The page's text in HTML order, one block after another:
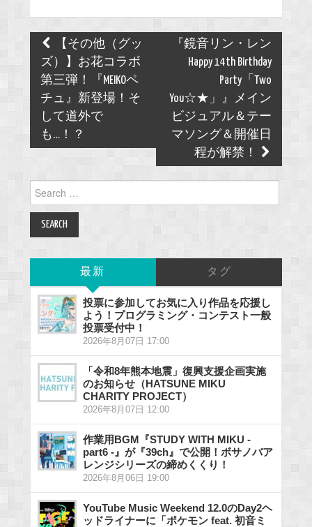
Post
navigation
【その他（グッ
ズ）】お花コラボ
第三弾！『MEIKOペ
チュ』新登場！そ
して道外で
も…！？
『鏡音リン・レン
Happy 14th Birthday
Party「Two
You☆★」』メイン
ビジュアル＆テー
マソング＆開催日
程が解禁！
Search
for:
最新 タグ
投票に参加してお気に入り作品を応援し
よう！プログラミング・コンテスト一般
投票受付中！
2026年8月07日 17:00
「令和8年熊本地震」復興支援企画実施
のお知らせ（HATSUNE MIKU
CHARITY PROJECT）
2026年8月07日 12:00
作業用BGM『STUDY WITH MIKU -
part6 -』が『39ch』で公開！ボサノバア
レンジシリーズの締めくくり！
2026年8月06日 19:00
YouTube Music Weekend 12.0のDay2ヘ
ッドライナーに「ポケモン feat. 初音ミ